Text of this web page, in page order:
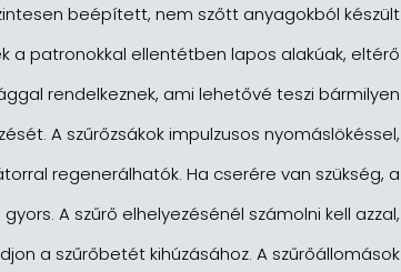
beépített, nem szőtt anyagokból készült
a patronokkal ellentétben lapos alakúak, eltérő
rendelkeznek, ami lehetővé teszi bármilyen
A szűrőzsákok impulzusos nyomáslökéssel,
regenerálhatók. Ha cserére van szükség, a
A szűrő elhelyezésénél számolni kell azzal,
a szűrőbetét kihúzásához. A szűrőállomások